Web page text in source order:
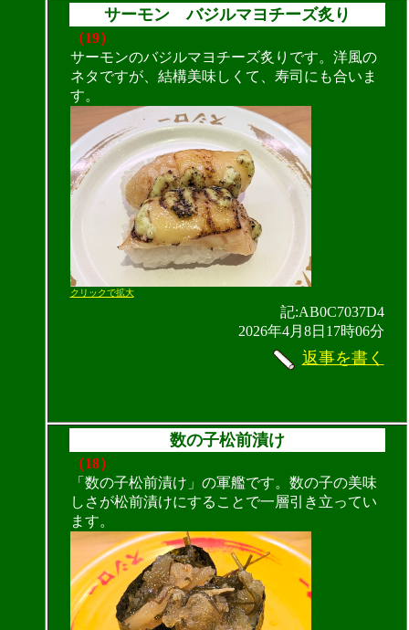
サーモン バジルマヨチーズ炙り
（19）
サーモンのバジルマヨチーズ炙りです。洋風の
ネタですが、結構美味しくて、寿司にも合いま
す。
クリックで拡大
記:AB0C7037D4
2026年4月8日17時06分
返事を書く
数の子松前漬け
（18）
「数の子松前漬け」の軍艦です。数の子の美味
しさが松前漬けにすることで一層引き立ってい
ます。